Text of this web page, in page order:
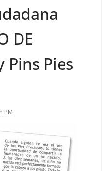
DE
Pins Pies
PM